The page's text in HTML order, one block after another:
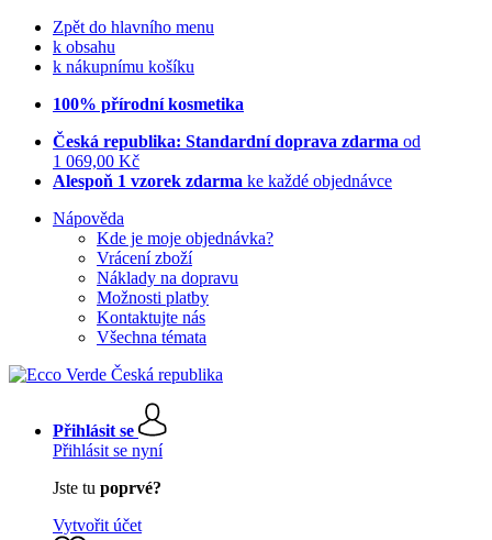
Zpět do hlavního menu
k obsahu
k nákupnímu košíku
100% přírodní kosmetika
Česká republika: Standardní doprava zdarma od
1 069,00 Kč
Alespoň 1 vzorek zdarma ke každé objednávce
Nápověda
Kde je moje objednávka?
Vrácení zboží
Náklady na dopravu
Možnosti platby
Kontaktujte nás
Všechna témata
Přihlásit se
Přihlásit se nyní
Jste tu poprvé?
Vytvořit účet